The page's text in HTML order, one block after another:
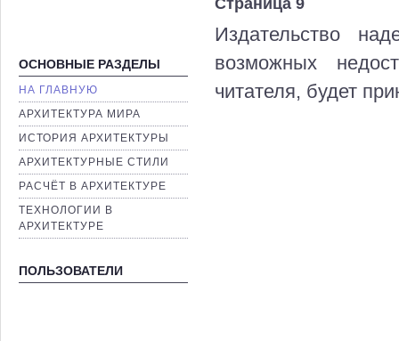
ОСНОВНЫЕ РАЗДЕЛЫ
НА ГЛАВНУЮ
AРХИТЕКТУРА МИРА
ИСТОРИЯ АРХИТЕКТУРЫ
AРХИТЕКТУРНЫЕ СТИЛИ
РАСЧЁТ В АРХИТЕКТУРЕ
ТЕХНОЛОГИИ В
АРХИТЕКТУРЕ
ПОЛЬЗОВАТЕЛИ
Страница 9
Издательство
возможных
читателя, будет